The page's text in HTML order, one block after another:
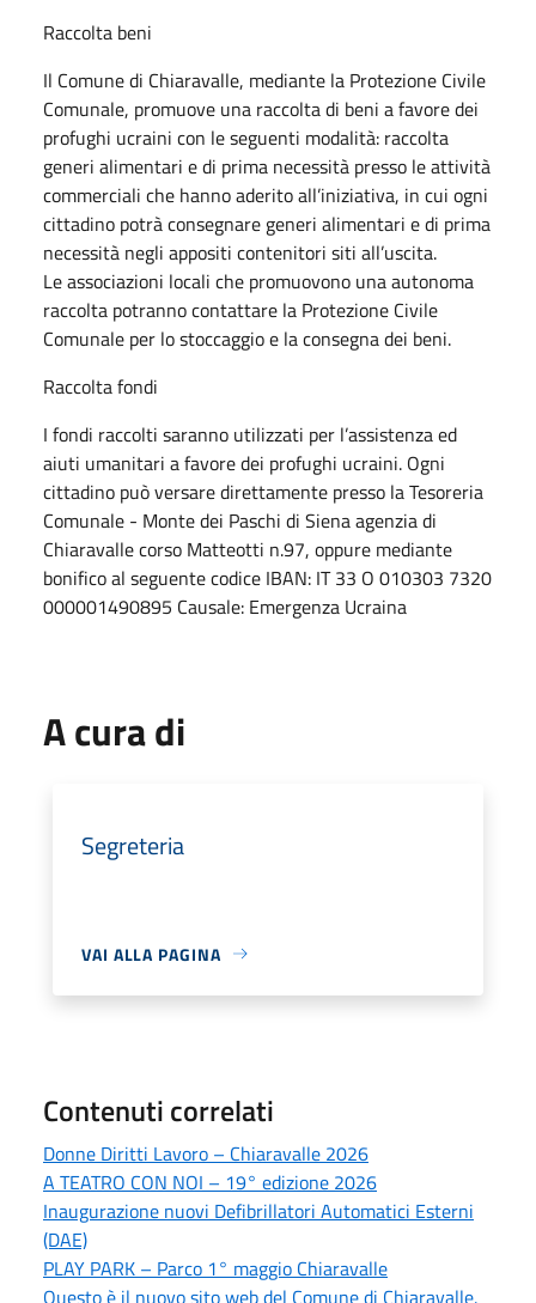
Raccolta beni
Il Comune di Chiaravalle, mediante la Protezione Civile
Comunale, promuove una raccolta di beni a favore dei
profughi ucraini con le seguenti modalità: raccolta
generi alimentari e di prima necessità presso le attività
commerciali che hanno aderito all’iniziativa, in cui ogni
cittadino potrà consegnare generi alimentari e di prima
necessità negli appositi contenitori siti all’uscita.
Le associazioni locali che promuovono una autonoma
raccolta potranno contattare la Protezione Civile
Comunale per lo stoccaggio e la consegna dei beni.
Raccolta fondi
I fondi raccolti saranno utilizzati per l’assistenza ed
aiuti umanitari a favore dei profughi ucraini. Ogni
cittadino può versare direttamente presso la Tesoreria
Comunale - Monte dei Paschi di Siena agenzia di
Chiaravalle corso Matteotti n.97, oppure mediante
bonifico al seguente codice IBAN: IT 33 O 010303 7320
000001490895 Causale: Emergenza Ucraina
A cura di
Segreteria
VAI ALLA PAGINA
Contenuti correlati
Donne Diritti Lavoro – Chiaravalle 2026
A TEATRO CON NOI – 19° edizione 2026
Inaugurazione nuovi Defibrillatori Automatici Esterni
(DAE)
PLAY PARK – Parco 1° maggio Chiaravalle
Questo è il nuovo sito web del Comune di Chiaravalle.